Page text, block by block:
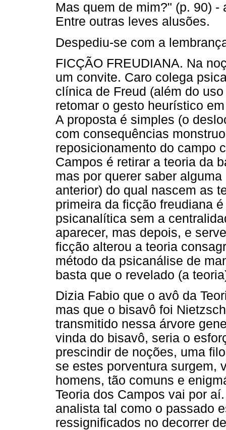
Mas quem de mim?" (p. 90)
Entre outras leves alusões.
Despediu-se com a
FICÇÃO FREUDIANA. Na
um convite. Caro colega
clínica de Freud (além do
retomar o gesto heurístico
A proposta é simples (o
com consequências
reposicionamento do campo
Campos é retirar a teoria da
mas por querer saber
anterior) do qual nascem as
primeira da ficção freudiana
psicanalítica sem a
aparecer, mas depois, e
ficção alterou a teoria
método da psicanálise de
basta que o revelado (a
Dizia Fabio que o avô da
mas que o bisavô foi
transmitido nessa árvore
vinda do bisavô, seria o
prescindir de noções, uma
se estes porventura surgem,
homens, tão comuns e
Teoria dos Campos vai por
analista tal como o passado
ressignificados no decorrer